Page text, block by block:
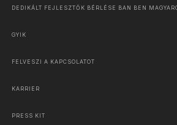
DEDIKÁLT FEJLESZTŐK BÉRLÉSE BAN BEN
GYIK
FELVESZI A KAPCSOLATOT
KARRIER
PRESS KIT